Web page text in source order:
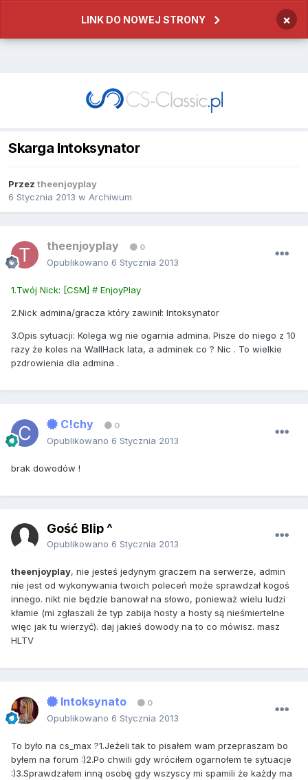
LINK DO NOWEJ STRONY ×
Skarga Intoksynator
Przez theenjoyplay
6 Stycznia 2013 w Archiwum
theenjoyplay 0
Opublikowano 6 Stycznia 2013
1.Twój Nick: [CSM] # EnjoyPlay
2.Nick admina/gracza który zawinił: Intoksynator
3.Opis sytuacji: Kolega wg nie ogarnia admina. Pisze do niego z 10
razy że koles na WallHack lata, a adminek co ? Nic . To wielkie
pzdrowienia dla admina .
C!chy 0
Opublikowano 6 Stycznia 2013
brak dowodów !
Gość Blip ^
Opublikowano 6 Stycznia 2013
theenjoyplay, nie jesteś jedynym graczem na serwerze, admin
nie jest od wykonywania twoich poleceń może sprawdzał kogoś
innego. nikt nie będzie banował na słowo, ponieważ wielu ludzi
kłamie (mi zgłaszali że typ zabija hosty a hosty są nieśmiertelne
więc jak tu wierzyć). daj jakieś dowody na to co mówisz. masz
HLTV
Intoksynato 0
Opublikowano 6 Stycznia 2013
To było na cs_max ?1.Jeżeli tak to pisałem wam przepraszam bo
byłem na forum :)2.Po chwili gdy wróciłem ogarnołem te sytuacje
:)3.Sprawdzałem inną osobę gdy wszyscy mi spamili że każdy ma